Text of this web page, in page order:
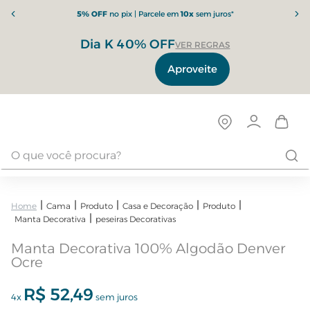
5% OFFno pix | Parcele em10xsem juros*
Dia K 40% OFFVER REGRAS
Aproveite
Cama Produto Casa e Decoração
Produto
Manta Decorativa
peseiras Decorativas
Manta Decorativa 100% Algodão Denver
Ocre
4x R$ 52,49 sem juros